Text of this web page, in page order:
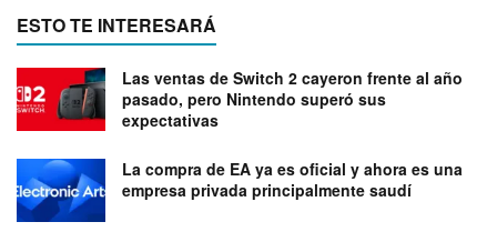
ESTO TE INTERESARÁ
Las ventas de Switch 2 cayeron frente al año
pasado, pero Nintendo superó sus
expectativas
La compra de EA ya es oficial y ahora es una
empresa privada principalmente saudí